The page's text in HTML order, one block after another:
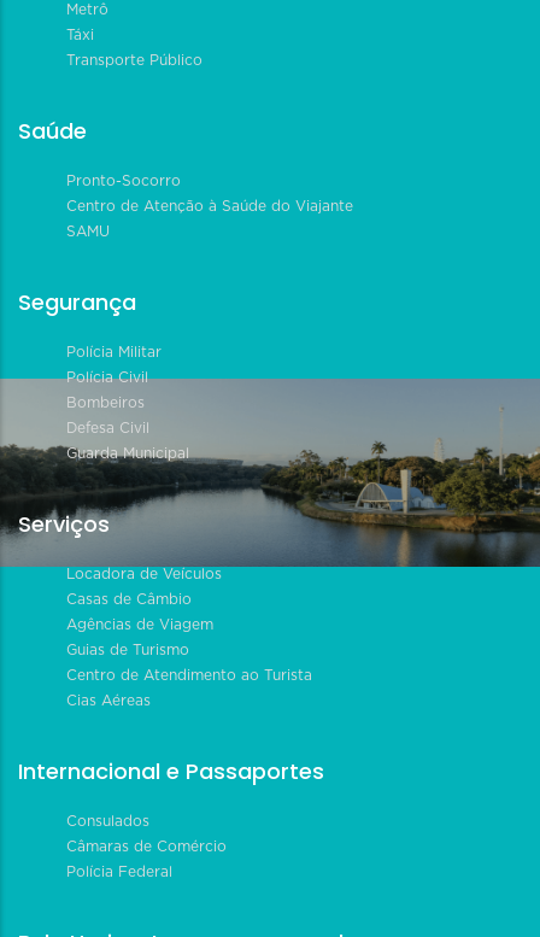
Metrô
Táxi
Transporte Público
Saúde
Pronto-Socorro
Centro de Atenção à Saúde do Viajante
SAMU
Segurança
Polícia Militar
Polícia Civil
Bombeiros
Defesa Civil
Guarda Municipal
Serviços
Locadora de Veículos
Casas de Câmbio
Agências de Viagem
Guias de Turismo
Centro de Atendimento ao Turista
Cias Aéreas
Internacional e Passaportes
Consulados
Câmaras de Comércio
Polícia Federal